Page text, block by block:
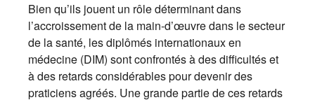
Bien qu’ils jouent un rôle déterminant dans
l’accroissement de la main-d’œuvre dans le secteur
de la santé, les diplômés internationaux en
médecine (DIM) sont confrontés à des difficultés et
à des retards considérables pour devenir des
praticiens agréés. Une grande partie de ces retards